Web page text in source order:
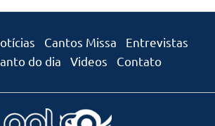
Cantos Missa
Entrevistas
do dia Videos Contato